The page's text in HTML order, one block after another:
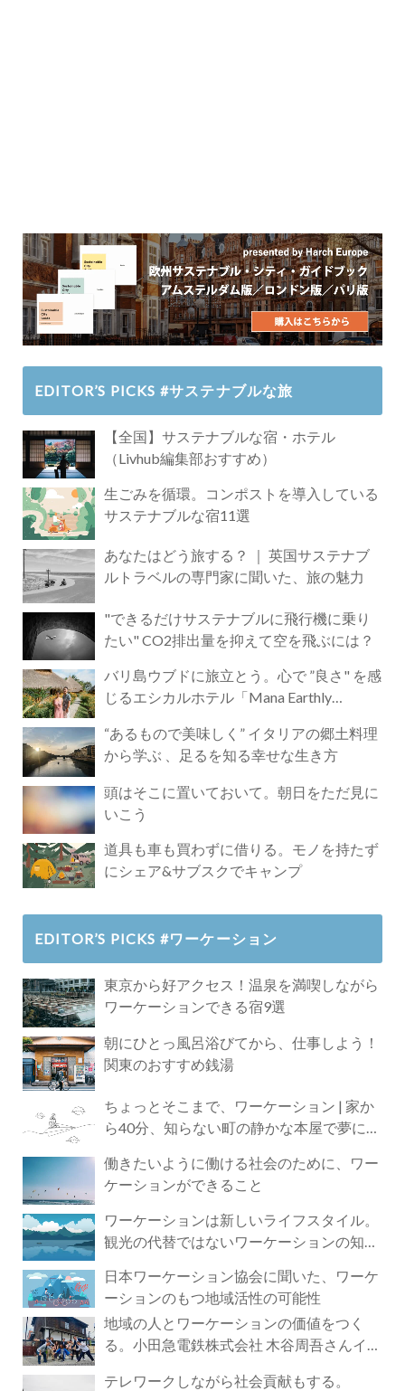
EDITOR’S PICKS #サステナブルな旅
【全国】サステナブルな宿・ホテル
（Livhub編集部おすすめ）
生ごみを循環。コンポストを導入している
サステナブルな宿11選
あなたはどう旅する？ ｜ 英国サステナブ
ルトラベルの専門家に聞いた、旅の魅力
"できるだけサステナブルに飛行機に乗り
たい" CO2排出量を抑えて空を飛ぶには？
バリ島ウブドに旅立とう。心で ”良さ" を感
じるエシカルホテル「Mana Earthly
“あるもので美味しく” イタリアの郷土料理
から学ぶ 、足るを知る幸せな生き方
頭はそこに置いておいて。朝日をただ見に
いこう
道具も車も買わずに借りる。モノを持たず
にシェア&サブスクでキャンプ
EDITOR’S PICKS #ワーケーション
東京から好アクセス！温泉を満喫しながら
ワーケーションできる宿9選
朝にひとっ風呂浴びてから、仕事しよう！
関東のおすすめ銭湯
ちょっとそこまで、ワーケーション | 家か
ら40分、知らない町の静かな本屋で夢に近
働きたいように働ける社会のために、ワー
ケーションができること
ワーケーションは新しいライフスタイル。
観光の代替ではないワーケーションの知ら
日本ワーケーション協会に聞いた、ワーケ
ーションのもつ地域活性の可能性
地域の人とワーケーションの価値をつく
る。小田急電鉄株式会社 木谷周吾さんイン
テレワークしながら社会貢献もする。